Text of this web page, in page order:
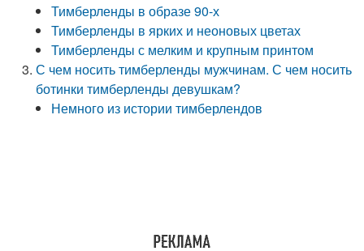
Тимберленды в образе 90-х
Тимберленды в ярких и неоновых цветах
Тимберленды с мелким и крупным принтом
С чем носить тимберленды мужчинам. С чем носить
ботинки тимберленды девушкам?
Немного из истории тимберлендов